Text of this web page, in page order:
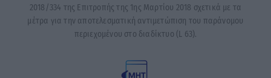
2018/334 της Επιτροπής της 1ης Μαρτίου 2018 σχετικά με τα
μέτρα για την αποτελεσματική αντιμετώπιση του παράνομου
περιεχομένου στο διαδίκτυο (L 63).